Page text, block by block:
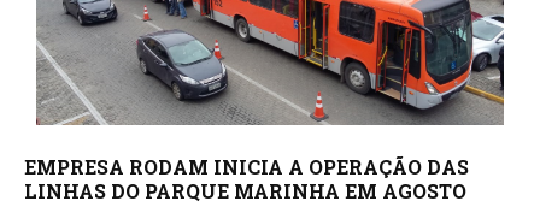
EMPRESA RODAM INICIA A OPERAÇÃO DAS
LINHAS DO PARQUE MARINHA EM AGOSTO